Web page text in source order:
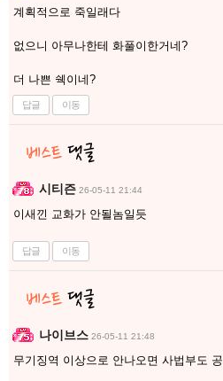
계획적으로 죽일래다
없으니 아무나한테 화풀이한거네?
더 나쁜 쉑이네?
답글 이동
시티즌 26-05-11 21:44
이새낀 교화가 안될놈일듯
답글 이동
나이브스 26-05-11 21:48
무기징역 이상으로 안나오면 사법부도 공